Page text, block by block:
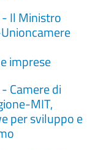
Il Ministro
imprese
Camere di
MIT,
per sviluppo e